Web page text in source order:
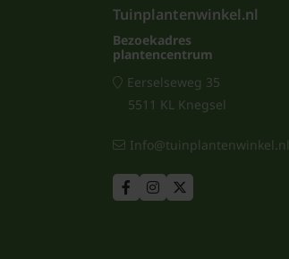
Tuinplantenwinkel.nl
Bezoekadres
plantencentrum
Eerselseweg 35
5511 KL Knegsel
Info@tuinplantenwinkel.nl